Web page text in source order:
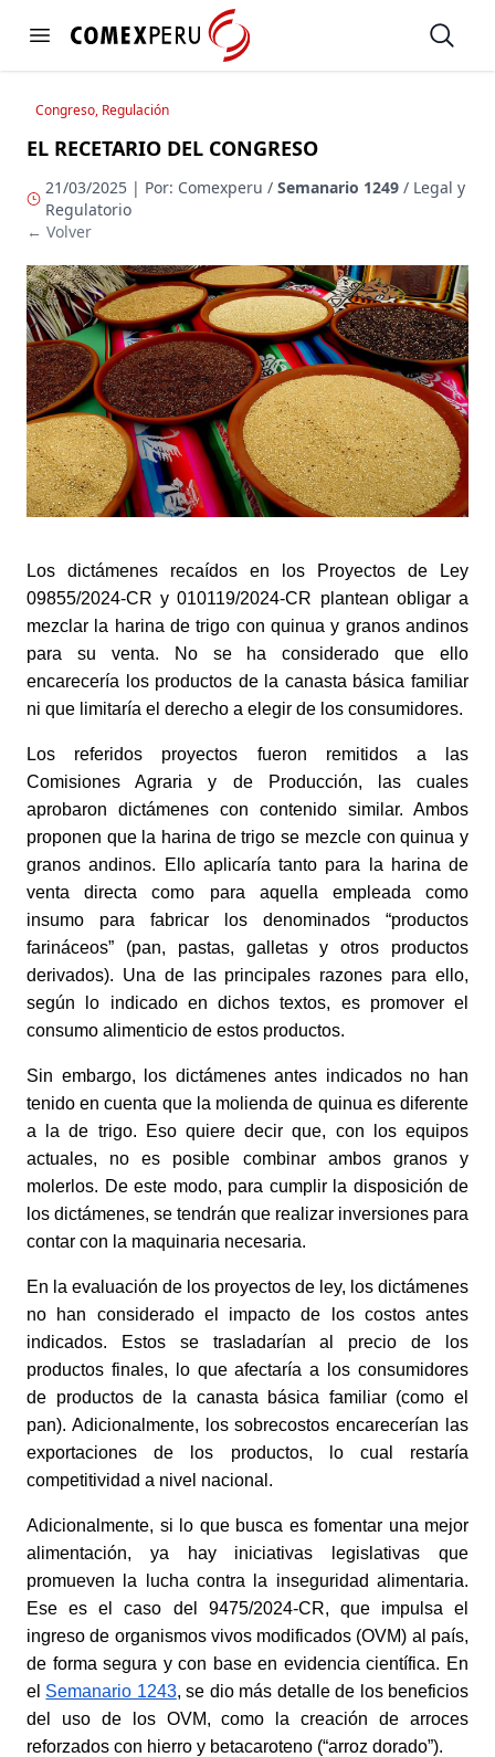
Open menu
https://www.comexperu.org.pe Open
Congreso, Regulación
EL RECETARIO DEL CONGRESO
21/03/2025 | Por: Comexperu /Semanario 1249 / Legal y
Regulatorio
← Volver
Los dictámenes recaídos en los Proyectos de Ley
09855/2024-CR y 010119/2024-CR plantean obligar a
mezclar la harina de trigo con quinua y granos andinos
para su venta. No se ha considerado que ello
encarecería los productos de la canasta básica familiar
ni que limitaría el derecho a elegir de los consumidores.
Los referidos proyectos fueron remitidos a las
Comisiones Agraria y de Producción, las cuales
aprobaron dictámenes con contenido similar. Ambos
proponen que la harina de trigo se mezcle con quinua y
granos andinos. Ello aplicaría tanto para la harina de
venta directa como para aquella empleada como
insumo para fabricar los denominados “productos
farináceos” (pan, pastas, galletas y otros productos
derivados). Una de las principales razones para ello,
según lo indicado en dichos textos, es promover el
consumo alimenticio de estos productos.
Sin embargo, los dictámenes antes indicados no han
tenido en cuenta que la molienda de quinua es diferente
a la de trigo. Eso quiere decir que, con los equipos
actuales, no es posible combinar ambos granos y
molerlos. De este modo, para cumplir la disposición de
los dictámenes, se tendrán que realizar inversiones para
contar con la maquinaria necesaria.
En la evaluación de los proyectos de ley, los dictámenes
no han considerado el impacto de los costos antes
indicados. Estos se trasladarían al precio de los
productos finales, lo que afectaría a los consumidores
de productos de la canasta básica familiar (como el
pan). Adicionalmente, los sobrecostos encarecerían las
exportaciones de los productos, lo cual restaría
competitividad a nivel nacional.
Adicionalmente, si lo que busca es fomentar una mejor
alimentación, ya hay iniciativas legislativas que
promueven la lucha contra la inseguridad alimentaria.
Ese es el caso del 9475/2024-CR, que impulsa el
ingreso de organismos vivos modificados (OVM) al país,
de forma segura y con base en evidencia científica. En
el Semanario 1243, se dio más detalle de los beneficios
del uso de los OVM, como la creación de arroces
reforzados con hierro y betacaroteno (“arroz dorado”).